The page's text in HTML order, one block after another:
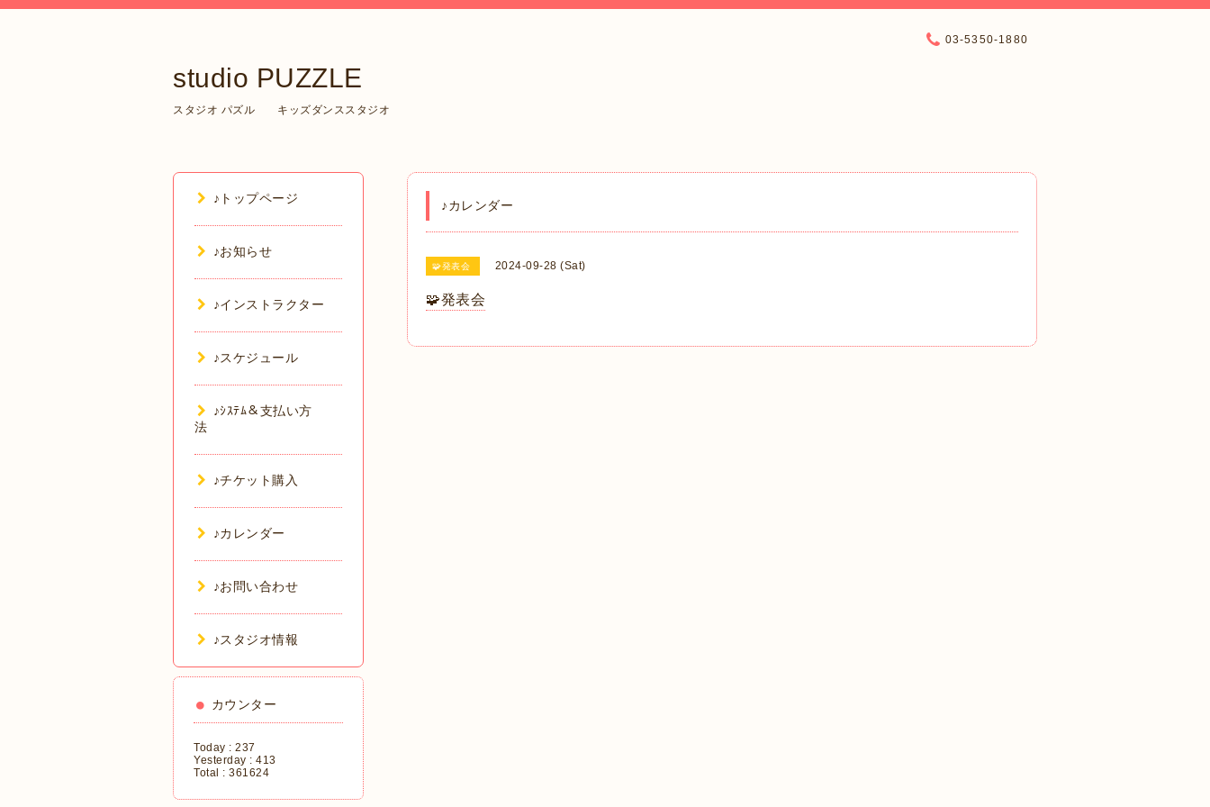
studio PUZZLE
スタジオ パズル キッズダンススタジオ
03-5350-1880
♪カレンダー
🧩発表会 2024-09-28 (Sat)
🧩発表会
♪トップページ
♪お知らせ
♪インストラクター
♪スケジュール
♪ｼｽﾃﾑ＆支払い方
法
♪チケット購入
♪カレンダー
♪お問い合わせ
♪スタジオ情報
カウンター
Today : 237
Yesterday : 413
Total : 361624